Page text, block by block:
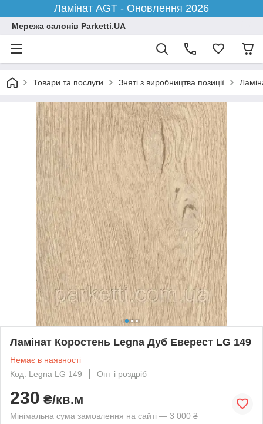
Ламінат AGT - Оновлення 2026
Мережа салонів Parketti.UA
Товари та послуги Зняті з виробництва позиції
Ламінат Коростень Legna Дуб Еверест LG 149
Немає в наявності
Код: Legna LG 149
Опт і роздріб
230 ₴/кв.м
Мінімальна сума замовлення на сайті — 3 000 ₴